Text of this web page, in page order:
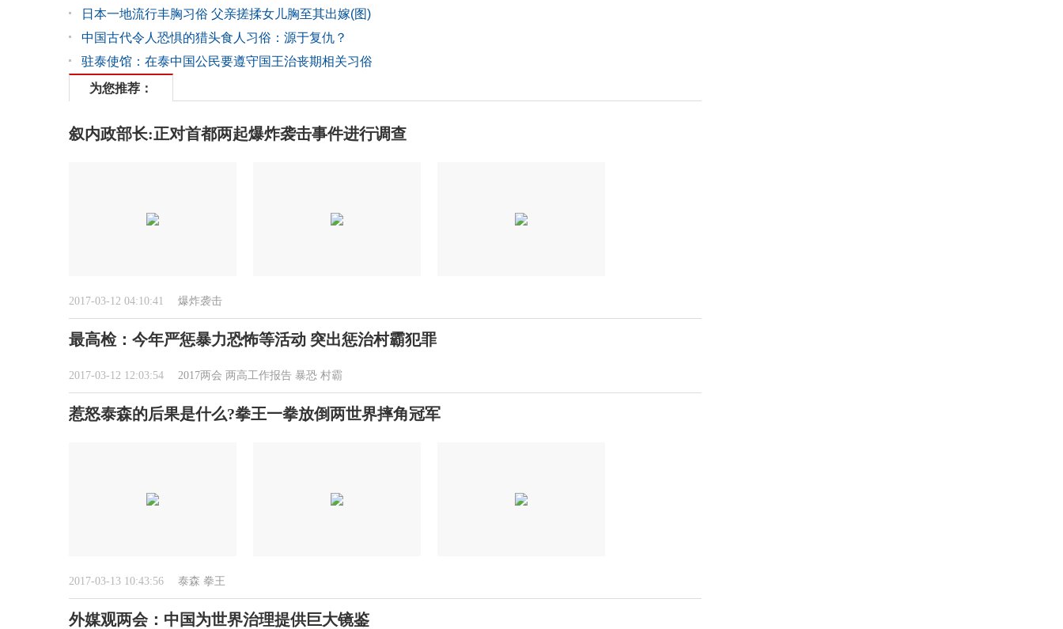
日本一地流行丰胸习俗 父亲搓揉女儿胸至其出嫁(图)
中国古代令人恐惧的猎头食人习俗：源于复仇？
驻泰使馆：在泰中国公民要遵守国王治丧期相关习俗
为您推荐：
叙内政部长:正对首都两起爆炸袭击事件进行调查
2017-03-12 04:10:41 爆炸袭击
最高检：今年严惩暴力恐怖等活动 突出惩治村霸犯罪
2017-03-12 12:03:54 2017两会 两高工作报告 暴恐 村霸
惹怒泰森的后果是什么?拳王一拳放倒两世界摔角冠军
2017-03-13 10:43:56 泰森 拳王
外媒观两会：中国为世界治理提供巨大镜鉴